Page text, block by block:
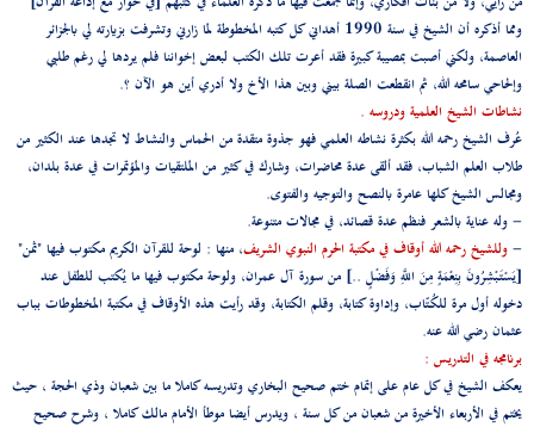
ومما أذكره أن الشيخ في سنة 1990 أهداني كل كتبه المخطوطة لما زارني وتشرفت بزيارته لي بالجزائر
العاصمة، ولكني أصبت بمصيبة كبيرة فقد أعرت تلك الكتب لبعض إخواننا فلم يردها لي رغم طلبي
وإلحاحي سامحه الله، ثم انقطعت الصلة بيني وبين هذا الأخ ولا أدري أين هو الآن ؟.
نشاطات الشيخ العلمية ودروسه .
عُرف الشيخ رحمه الله بكثرة نشاطه العلمي فهو جذوة متقدة من الحماس والنشاط لا تجدها عند الكثير من
طلاب العلم الشباب، فقد ألقى عدة محاضرات، وشارك في كثير من الملتقيات والمؤتمرات في عدة بلدان،
ومجالس الشيخ كلها عامرة بالنصح والتوجيه والفتوى.
- وله عناية بالشعر فنظم عدة قصائد، في مجالات متنوعة.
-وللشيخ رحمه الله أوقاف في مكتبة الحرم النبوي الشريف، منها : لوحة للقرآن الكريم مكتوب فيها "ثمن"
[يَسْتَبْشِرُونَ بِنِعْمَةٍ مِنَ اللَّهِ وَفَضْلٍ ..] من سورة آل عمران، ولوحة مكتوب فيها ما يُكتب للطفل عند
دخوله أول مرة للكُـتّاب، وإداوة كتابة، وقلم الكتابة، وقد رأيت هذه الأوقاف في مكتبة المخطوطات بباب
عثمان رضي الله عنه.
برنامجه في التدريس :
يعكف الشيخ في كل عام على إتمام ختم صحيح البخاري وتدريسه كاملا ما بين شعبان وذي الحجة ، حيث
يختم في الأربعاء الأخيرة من شعبان من كل سنة ، ويدرس أيضا موطأ الأمام مالك كاملا ، وشرح صحيح